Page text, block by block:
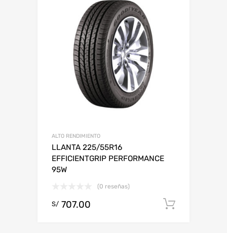
ALTO RENDIMIENTO
LLANTA 225/55R16
EFFICIENTGRIP PERFORMANCE
95W
(0 reseñas)
S/ 707.00